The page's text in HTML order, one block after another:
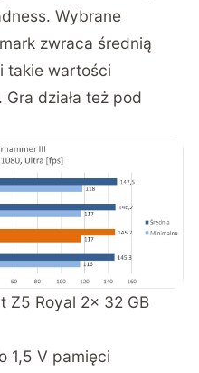
Wybrane
zwraca średnią
takie wartości
działa też pod
Z5 Royal 2x 32 GB
1,5 V pamięci